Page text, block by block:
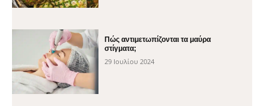
Πώς αντιμετωπίζονται τα μαύρα
στίγματα;
29 Ιουλίου 2024